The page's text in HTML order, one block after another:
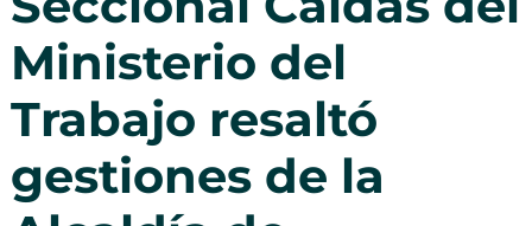
Ministerio del
Trabajo resaltó
gestiones de la